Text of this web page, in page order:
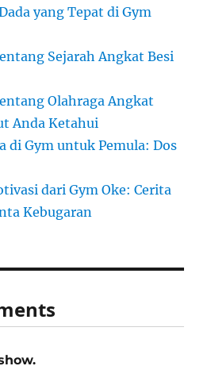
yang Tepat di Gym
Sejarah Angkat Besi
Olahraga Angkat
Anda Ketahui
di Gym untuk Pemula: Dos
dari Gym Oke: Cerita
Kebugaran